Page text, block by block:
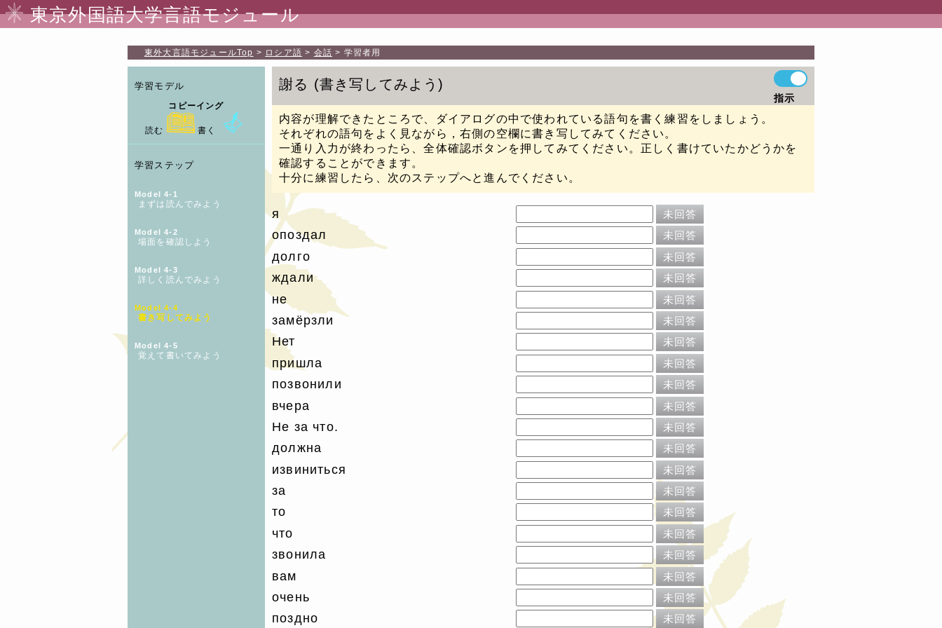
東京外国語大学言語モジュール
東外大言語モジュールTop ロシア語 会話 学習者用
学習モデル
コピーイング
読む 書く
学習ステップ
Model 4-1
まずは読んでみよう
Model 4-2
場面を確認しよう
Model 4-3
詳しく読んでみよう
Model 4-4
書き写してみよう
Model 4-5
覚えて書いてみよう
謝る 書き写してみよう
指示
内容が理解できたところで、ダイアログの中で使われている語句を書く練習をしましょう。
それぞれの語句をよく見ながら，右側の空欄に書き写してみてください。
一通り入力が終わったら、全体確認ボタンを押してみてください。正しく書けていたかどうかを
確認することができます。
十分に練習したら、次のステップへと進んでください。
я 未回答
опоздал 未回答
долго 未回答
ждали 未回答
не 未回答
замёрзли 未回答
Нет 未回答
пришла 未回答
позвонили 未回答
вчера 未回答
Не за что. 未回答
должна 未回答
извиниться 未回答
за 未回答
то 未回答
что 未回答
звонила 未回答
вам 未回答
очень 未回答
поздно 未回答